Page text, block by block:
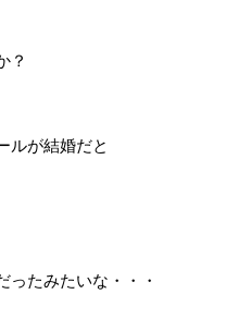
？
ルが結婚だと
ったみたいな・・・